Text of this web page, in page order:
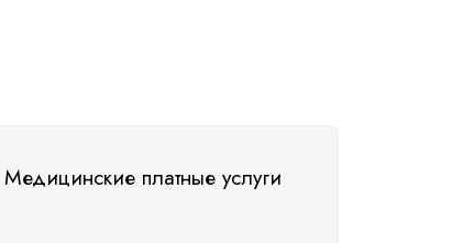
Медицинские платные услуги